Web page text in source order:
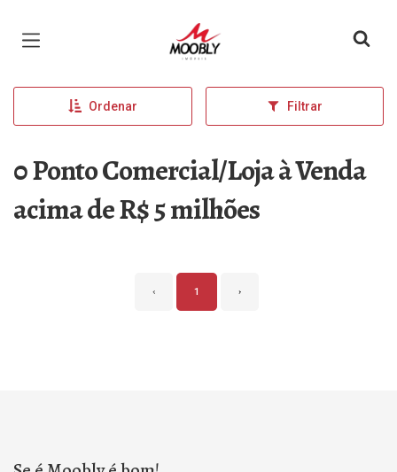
Página inicial
Ordenar Filtrar
0 Ponto Comercial/Loja à Venda
acima de R$ 5 milhões
‹ 1 ›